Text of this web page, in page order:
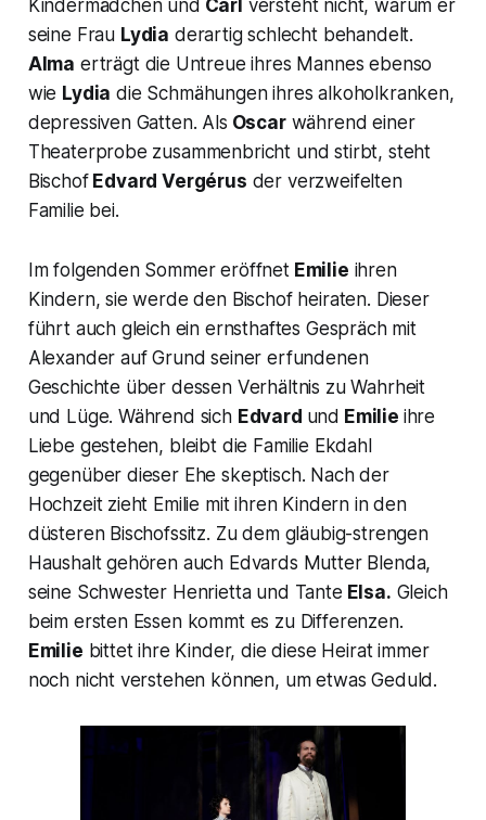
Kindermädchen und Carl versteht nicht, warum er
seine Frau Lydia derartig schlecht behandelt.
Alma erträgt die Untreue ihres Mannes ebenso
wie Lydia die Schmähungen ihres alkoholkranken,
depressiven Gatten. Als Oscar während einer
Theaterprobe zusammenbricht und stirbt, steht
BischofEdvard Vergérus der verzweifelten
Familie bei.
Im folgenden Sommer eröffnetEmilie ihren
Kindern, sie werde den Bischof heiraten. Dieser
führt auch gleich ein ernsthaftes Gespräch mit
Alexander auf Grund seiner erfundenen
Geschichte über dessen Verhältnis zu Wahrheit
und Lüge. Während sich Edvard und Emilie ihre
Liebe gestehen, bleibt die Familie Ekdahl
gegenüber dieser Ehe skeptisch. Nach der
Hochzeit zieht Emilie mit ihren Kindern in den
düsteren Bischofssitz. Zu dem gläubig-strengen
Haushalt gehören auch Edvards Mutter Blenda,
seine Schwester Henrietta und Tante Elsa. Gleich
beim ersten Essen kommt es zu Differenzen.
Emilie bittet ihre Kinder, die diese Heirat immer
noch nicht verstehen können, um etwas Geduld.